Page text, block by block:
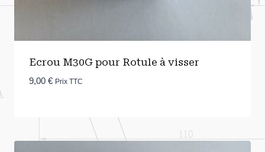
Ecrou M30G pour Rotule à visser
9,00 € Prix TTC